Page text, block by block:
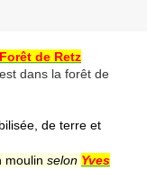
de Retz
dans la forêt de
de terre et
moulin selon Yves